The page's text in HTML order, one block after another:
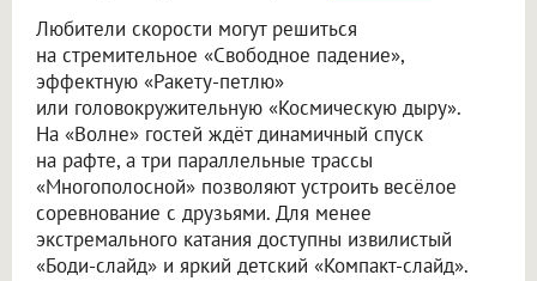
Любители скорости могут решиться
на стремительное «Свободное падение»,
эффектную «Ракету-петлю»
или головокружительную «Космическую дыру».
На «Волне» гостей ждёт динамичный спуск
на рафте, а три параллельные трассы
«Многополосной» позволяют устроить весёлое
соревнование с друзьями. Для менее
экстремального катания доступны извилистый
«Боди-слайд» и яркий детский «Компакт-слайд».